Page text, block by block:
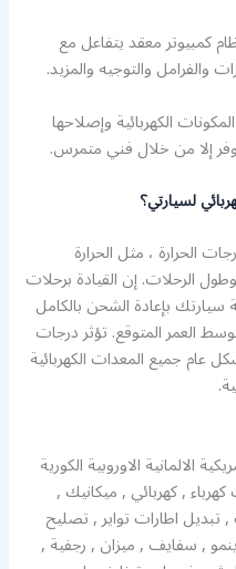
كمبيوتر معقد يتفاعل مع
والتوجيه والمزيد.
الكهربائية وإصلاحها
إلا من خلال فني متمرس.
لسيارتي؟
الحرارة ، مثل الحرارة
الرحلات. إن القيادة برحلات
بإعادة الشحن بالكامل
​​العمر المتوقع. تؤثر درجات
عام جميع المعدات الكهربائية
الاوروبية الكورية
كهرباء , كهربائي , ميكانيك ,
اطارات تواير , تصليح
, سفايف , ميزان , رجفية ,